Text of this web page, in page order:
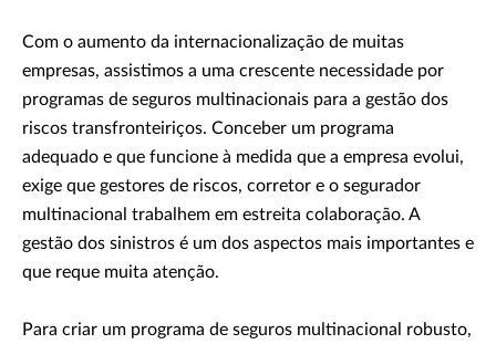
Com o aumento da internacionalização de muitas
empresas, assistimos a uma crescente necessidade por
programas de seguros multinacionais para a gestão dos
riscos transfronteiriços. Conceber um programa
adequado e que funcione à medida que a empresa evolui,
exige que gestores de riscos, corretor e o segurador
multinacional trabalhem em estreita colaboração. A
gestão dos sinistros é um dos aspectos mais importantes e
que reque muita atenção.
Para criar um programa de seguros multinacional robusto,